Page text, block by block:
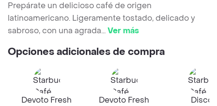
Prepárate un delicioso café de origen
latinoamericano. Ligeramente tostado, delicado y
sabroso, con una agrada...Ver más
Opciones adicionales de compra
Devoto Fresh
Devoto Fresh
Disco